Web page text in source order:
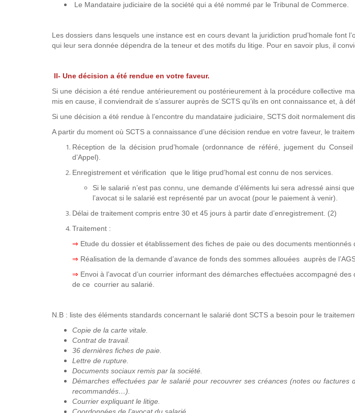
Le Mandataire judiciaire de la société qui a été nommé par le Tribunal de Commerce.
Les dossiers dans lesquels une instance est en cours devant la juridiction prud’homale font
qui leur sera donnée dépendra de la teneur et des motifs du litige. Pour en savoir plus, il
II- Une décision a été rendue en votre faveur.
Si une décision a été rendue antérieurement ou postérieurement à la procédure collective
mis en cause, il conviendrait de s’assurer auprès de SCTS qu’ils en ont connaissance et, à
Si une décision a été rendue à l’encontre du mandataire judiciaire, SCTS doit normalement
A partir du moment où SCTS a connaissance d’une décision rendue en votre faveur, le
Réception de la décision prud’homale (ordonnance de référé, jugement du
d’Appel).
Enregistrement et vérification que le litige prud’homal est connu de nos services.
Si le salarié n’est pas connu, une demande d’éléments lui sera adressé ainsi
l’avocat si le salarié est représenté par un avocat (pour le paiement à venir).
Délai de traitement compris entre 30 et 45 jours à partir date d’enregistrement. (2)
Traitement :
⇒ Etude du dossier et établissement des fiches de paie ou des documents mentionnés
⇒ Réalisation de la demande d’avance de fonds des sommes allouées auprès de
⇒ Envoi à l’avocat d’un courrier informant des démarches effectuées accompagné
de ce courrier au salarié.
N.B : liste des éléments standards concernant le salarié dont SCTS a besoin pour le
Copie de la carte vitale.
Contrat de travail.
36 dernières fiches de paie.
Lettre de rupture.
Documents sociaux remis par la société.
Démarches effectuées par le salarié pour recouvrer ses créances (notes ou factures
recommandés…).
Courrier expliquant le litige.